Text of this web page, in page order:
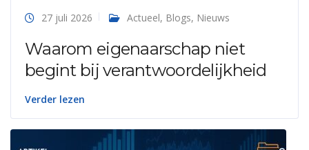
27 juli 2026 Actueel, Blogs, Nieuws
Waarom eigenaarschap niet
begint bij verantwoordelijkheid
Verder lezen